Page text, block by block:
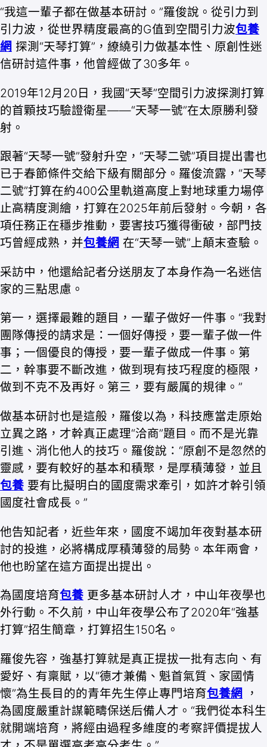
“我這一輩子都在做基本研討。”羅俊說。從引力到
引力波，從世界精度最高的G值到空間引力波包養
網 探測“天琴打算”，繚繞引力做基本性、原創性迷
信研討這件事，他曾經做了30多年。
2019年12月20日，我國“天琴”空間引力波探測打算
的首顆技巧驗證衛星——“天琴一號”在太原勝利發
射。
跟著“天琴一號”發射升空，“天琴二號”項目提出書也
已于春節條件交給下級有關部分。羅俊流露，“天琴
二號”打算在約400公里軌道高度上對地球重力場停
止高精度測繪，打算在2025年前后發射。今朝，各
項任務正在穩步推動，要害技巧獲得衝破，部門技
巧曾經成熟，并包養網 在“天琴一號”上顛末查驗。
采訪中，他還給記者分送朋友了本身作為一名迷信
家的三點思慮。
第一，選擇最難的題目，一輩子做好一件事。“我對
團隊傳授的請求是：一個好傳授，要一輩子做一件
事；一個優良的傳授，要一輩子做成一件事。第
二，幹事要不斷改進，做到現有技巧程度的極限，
做到不克不及再好。第三，要有嚴厲的規律。”
做基本研討也是這般，羅俊以為，科技應當走原始
立異之路，才幹真正處理“洽商”題目。而不是光靠
引進、消化他人的技巧。羅俊說：“原創不是忽然的
靈感，要有較好的基本和積聚，是厚積薄發，並且
包養 要有比擬明白的國度需求牽引，如許才幹引領
國度社會成長。”
他告知記者，近些年來，國度不竭加年夜對基本研
討的投進，必將構成厚積薄發的局勢。本年兩會，
他也盼望在這方面提出提出。
為國度培育包養 更多基本研討人才，中山年夜學也
外行動。不久前，中山年夜學公布了2020年“強基
打算”招生簡章，打算招生150名。
羅俊先容，強基打算就是真正提拔一批有志向、有
愛好、有稟賦，以“德才兼備、魁首氣質、家國情
懷”為生長目的的青年先生停止專門培育包養網
，
為國度嚴重計謀範疇保送后備人才。“我們從本科生
就開端培育，將經由過程多維度的考察評價提拔人